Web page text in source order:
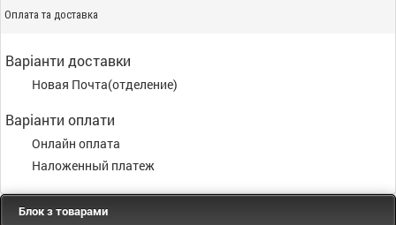
Оплата та доставка
Варіанти доставки
Новая Почта(отделение)
Варіанти оплати
Онлайн оплата
Наложенный платеж
Блок з товарами